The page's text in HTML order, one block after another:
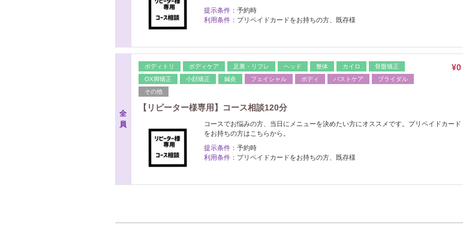
提示条件： 予約時
利用条件： プリペイドカードをお持ちの方、既存様
全
員
ボディトリ ボディケア 足裏・リフレ ヘッド 整体 カイロ
骨盤矯正
OX脚矯正
小顔矯正 鍼灸 フェイシャル ボディ バストケア
ブライダル
その他
¥0
【リピーター様専用】コース相談120分
コースでお悩みの方、当日にメニューを決めたい方にオススメです。プリペイドカード
をお持ちの方はこちらから。
提示条件： 予約時
利用条件： プリペイドカードをお持ちの方、既存様